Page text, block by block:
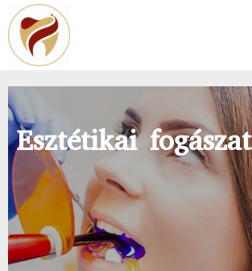
Esztétikai fogászat